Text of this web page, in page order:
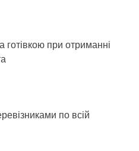
при отриманні
по всій